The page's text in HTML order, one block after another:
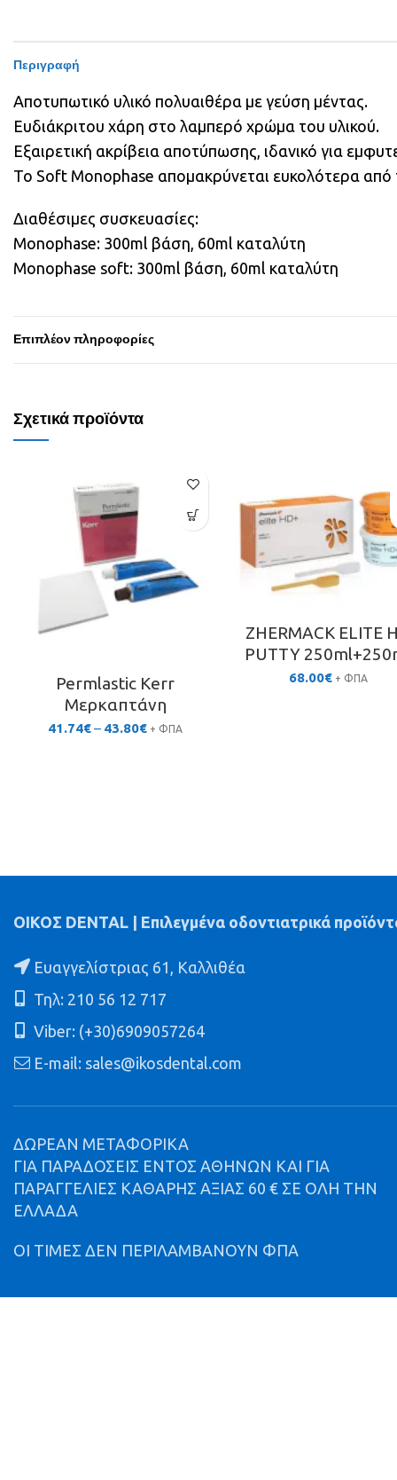
Περιγραφή
Αποτυπωτικό υλικό πολυαιθέρα με γεύση μέντας.
Ευδιάκριτου χάρη στο λαμπερό χρώμα του υλικού.
Εξαιρετική ακρίβεια αποτύπωσης, ιδανικό για
To Soft Monophase απομακρύνεται ευκολότερα
Διαθέσιμες συσκευασίες:
Monophase: 300ml βάση, 60ml καταλύτη
Monophase soft: 300ml βάση, 60ml καταλύτη
Επιπλέον πληροφορίες
Σχετικά προϊόντα
Permlastic Kerr
Μερκαπτάνη
41.74€– 43.80€Price
+ ΦΠΑ
ZHERMACΚ ELITE
PUTTY
68.00€ + ΦΠΑ
ΟΙΚΟΣ DENTAL | Επιλεγμένα οδοντιατρικά
Ευαγγελίστριας 61, Καλλιθέα
Τηλ: 210 56 12 717
Viber: (+30)6909057264
E-mail: sales@ikosdental.com
ΔΩΡΕΑΝ ΜΕΤΑΦΟΡΙΚΑ
ΓΙΑ ΠΑΡΑΔΟΣΕΙΣ ΕΝΤΟΣ ΑΘΗΝΩΝ ΚΑΙ ΓΙΑ
ΠΑΡΑΓΓΕΛΙΕΣ ΚΑΘΑΡΗΣ ΑΞΙΑΣ 60 € ΣΕ ΟΛΗ ΤΗΝ
ΕΛΛΑΔΑ
ΟΙ ΤΙΜΕΣ ΔΕΝ ΠΕΡΙΛΑΜΒΑΝΟΥΝ ΦΠΑ